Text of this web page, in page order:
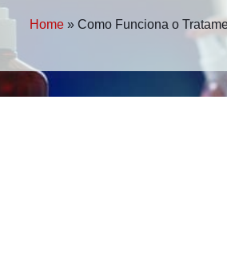
Home» Como Funciona o